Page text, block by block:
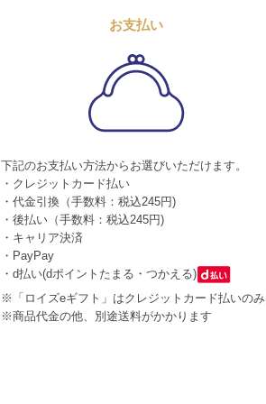
お支払い
下記のお支払い方法からお選びいただけます。
・クレジットカード払い
・代金引換（手数料：税込245円)
・後払い（手数料：税込245円)
・キャリア決済
・PayPay
・d払い(dポイントたまる・つかえる)
※「ロイズeギフト」はクレジットカード払いのみ
※商品代金の他、別途送料がかかります